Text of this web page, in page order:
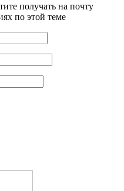
получать на почту
по этой теме